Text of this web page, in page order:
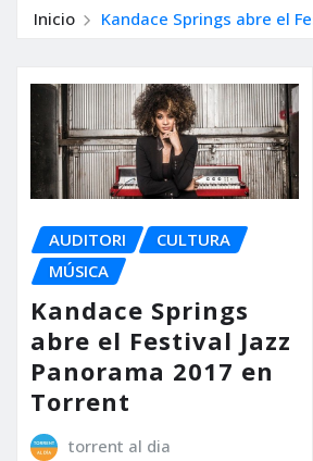
Inicio Kandace Springs abre el
AUDITORI
CULTURA
MÚSICA
Kandace Springs
abre el Festival Jazz
Panorama 2017 en
Torrent
torrent al dia